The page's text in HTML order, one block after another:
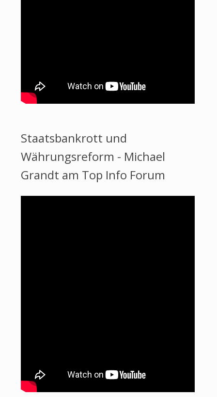
Staatsbankrott und
Währungsreform - Michael
Grandt am Top Info Forum